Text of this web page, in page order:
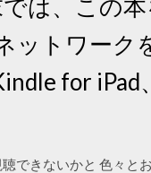
は、この
トワーク
for iPad
できないかと 色々と